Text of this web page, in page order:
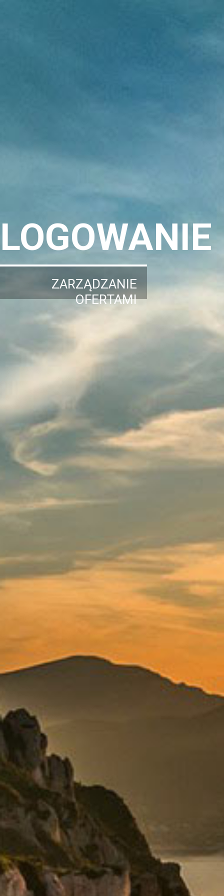
LOGOWANIE
ZARZĄDZANIE
OFERTAMI